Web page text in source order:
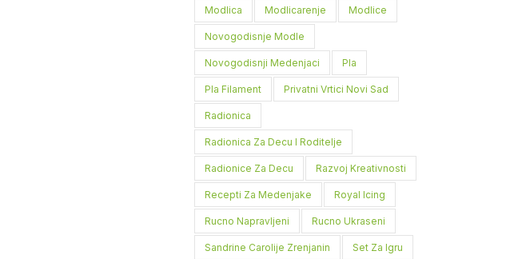
Modlica Modlicarenje Modlice
Novogodisnje Modle
Novogodisnji Medenjaci Pla
Pla Filament Privatni Vrtici Novi Sad
Radionica
Radionica Za Decu I Roditelje
Radionice Za Decu Razvoj Kreativnosti
Recepti Za Medenjake Royal Icing
Rucno Napravljeni Rucno Ukraseni
Sandrine Carolije Zrenjanin Set Za Igru